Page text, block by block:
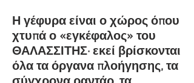
Η γέφυρα είναι ο χώρος όπου
χτυπά ο «εγκέφαλος» του
ΘΑΛΑΣΣΙΤΗΣ∙ εκεί βρίσκονται
όλα τα όργανα πλοήγησης, τα